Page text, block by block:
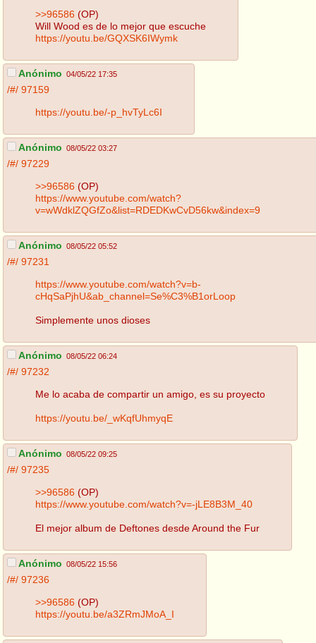
>>96586 (OP)
Will Wood es de lo mejor que escuche
https://youtu.be/GQXSK6IWymk
Anónimo 04/05/22 17:35
/#/ 97159
https://youtu.be/-p_hvTyLc6I
Anónimo 08/05/22 03:27
/#/ 97229
>>96586 (OP)
https://www.youtube.com/watch?
v=wWdklZQGfZo&list=RDEDKwCvD56kw&index=9
Anónimo 08/05/22 05:52
/#/ 97231
https://www.youtube.com/watch?v=b-
cHqSaPjhU&ab_channel=Se%C3%B1orLoop
Simplemente unos dioses
Anónimo 08/05/22 06:24
/#/ 97232
Me lo acaba de compartir un amigo, es su proyecto
https://youtu.be/_wKqfUhmyqE
Anónimo 08/05/22 09:25
/#/ 97235
>>96586 (OP)
https://www.youtube.com/watch?v=-jLE8B3M_40
El mejor album de Deftones desde Around the Fur
Anónimo 08/05/22 15:56
/#/ 97236
>>96586 (OP)
https://youtu.be/a3ZRmJMoA_I